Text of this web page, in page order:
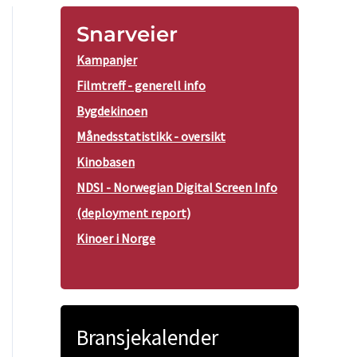
Snarveier
Kampanjer
Filmtreff - generell info
Bygdekinoen
Månedsstatistikk - oversikt
Kinobasen
NDSI - Norwegian Digital Screen Info
(deployment report)
Kinoer i Norge
Bransjekalender